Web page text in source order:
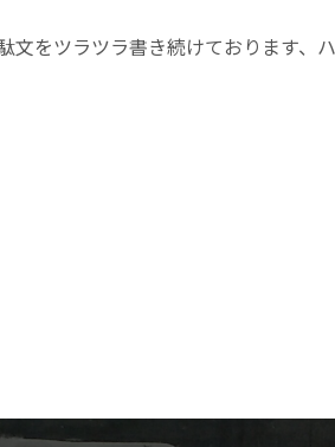
文をツラツラ書き続けております、